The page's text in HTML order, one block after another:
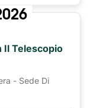
Il Telescopio
- Sede Di